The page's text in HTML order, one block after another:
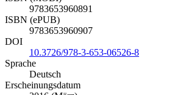
9783653960891
ISBN (ePUB)
9783653960907
DOI
10.3726/978-3-653-06526-8
Sprache
Deutsch
Erscheinungsdatum